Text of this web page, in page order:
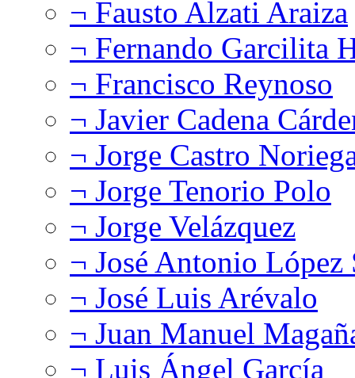
¬ Fausto Alzati Araiza
¬ Fernando Garcilita
¬ Francisco Reynoso
¬ Javier Cadena
¬ Jorge Castro
¬ Jorge Tenorio Polo
¬ Jorge Velázquez
¬ José Antonio López
¬ José Luis Arévalo
¬ Juan Manuel
¬ Luis Ángel García